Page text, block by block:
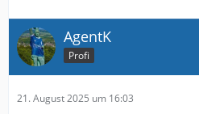
AgentK
Profi
21. August 2025 um 16:03